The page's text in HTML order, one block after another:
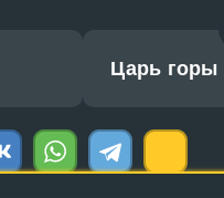
Царь горы